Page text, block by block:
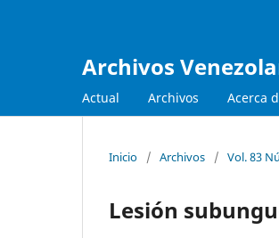
Archivos
Actual Archivos Acerca
Inicio / Archivos / Vol. 83
Lesión